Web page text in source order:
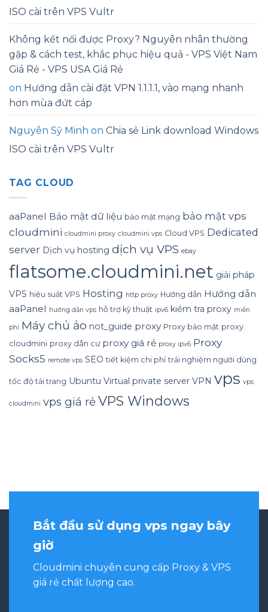
ISO cài trên VPS Vultr
Không kết nối được Proxy? Nguyên nhân thường
gặp & cách test, khắc phục hiệu quả - VPS Việt Nam
Giá Rẻ - VPS USA Giá Rẻ
on Hướng dẫn cài đặt VPN 1.1.1.1, vào mạng nhanh
hơn mùa đứt cáp
Nguyễn Sỹ Minh on Chia sẻ Link download Windows
ISO cài trên VPS Vultr
TAG CLOUD
aaPanel Bảo mật dữ liệu bảo mật mạng bảo mật vps
cloudmini cloudmini proxy cloudmini vps Cloud VPS Dedicated
server Dịch vụ hosting dịch vụ VPS ebay
flatsome.cloudmini.net giải pháp
VPS hiệu suất VPS Hosting http proxy Hướng dẫn Hướng dẫn
aaPanel hướng dẫn vps hỗ trợ kỹ thuật ipv6 kiểm tra proxy miễn
phí Máy chủ ảo not_guide proxy Proxy bảo mật proxy
cloudmini proxy dân cư proxy giá rẻ proxy ipv6 Proxy
Socks5 remote vps SEO tiết kiệm chi phí trải nghiệm người dùng
tốc độ tải trang Ubuntu Virtual private server VPN vps vps
cloudmini vps giá rẻVPS Windows
Bắt đầu sử dụng vps ngay bây
giờ
Cloudmini chuyên cung cấp Proxy & VPS
giá rẻ chất lượng cao.